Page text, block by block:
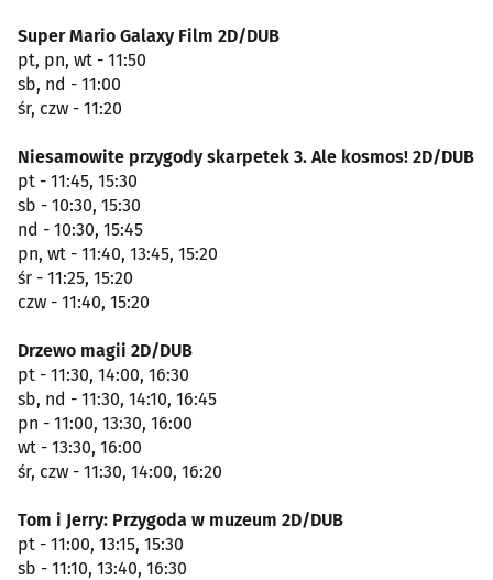
Super Mario Galaxy Film 2D/DUB
pt, pn, wt - 11:50
sb, nd - 11:00
śr, czw - 11:20
Niesamowite przygody skarpetek 3. Ale kosmos! 2D/DUB
pt - 11:45, 15:30
sb - 10:30, 15:30
nd - 10:30, 15:45
pn, wt - 11:40, 13:45, 15:20
śr - 11:25, 15:20
czw - 11:40, 15:20
Drzewo magii 2D/DUB
pt - 11:30, 14:00, 16:30
sb, nd - 11:30, 14:10, 16:45
pn - 11:00, 13:30, 16:00
wt - 13:30, 16:00
śr, czw - 11:30, 14:00, 16:20
Tom i Jerry: Przygoda w muzeum 2D/DUB
pt - 11:00, 13:15, 15:30
sb - 11:10, 13:40, 16:30